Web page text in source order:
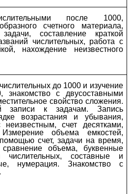
после 1000,
счетного материала,
составление краткой
числительных, работа с
нахождение неизвестного
до 1000 и изучение
знакомство с двусоставными
свойство сложения.
записи к задачам. Запись
возрастания и убывания,
счет десятками,
объема емкостей,
счет, задачи на время,
объема, буквенные
числительных, составные и
нумерация. Знакомство с